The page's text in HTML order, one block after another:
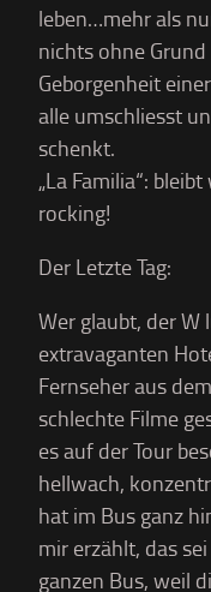
leben…mehr als
nichts ohne
Geborgenheit
alle umschliesst
schenkt.
„La Familia“:
rocking!
Der Letzte Tag:
Wer glaubt, der W
extravaganten
Fernseher aus
schlechte Filme
es auf der Tour
hellwach,
hat im Bus ganz
mir erzählt, das
ganzen Bus, weil